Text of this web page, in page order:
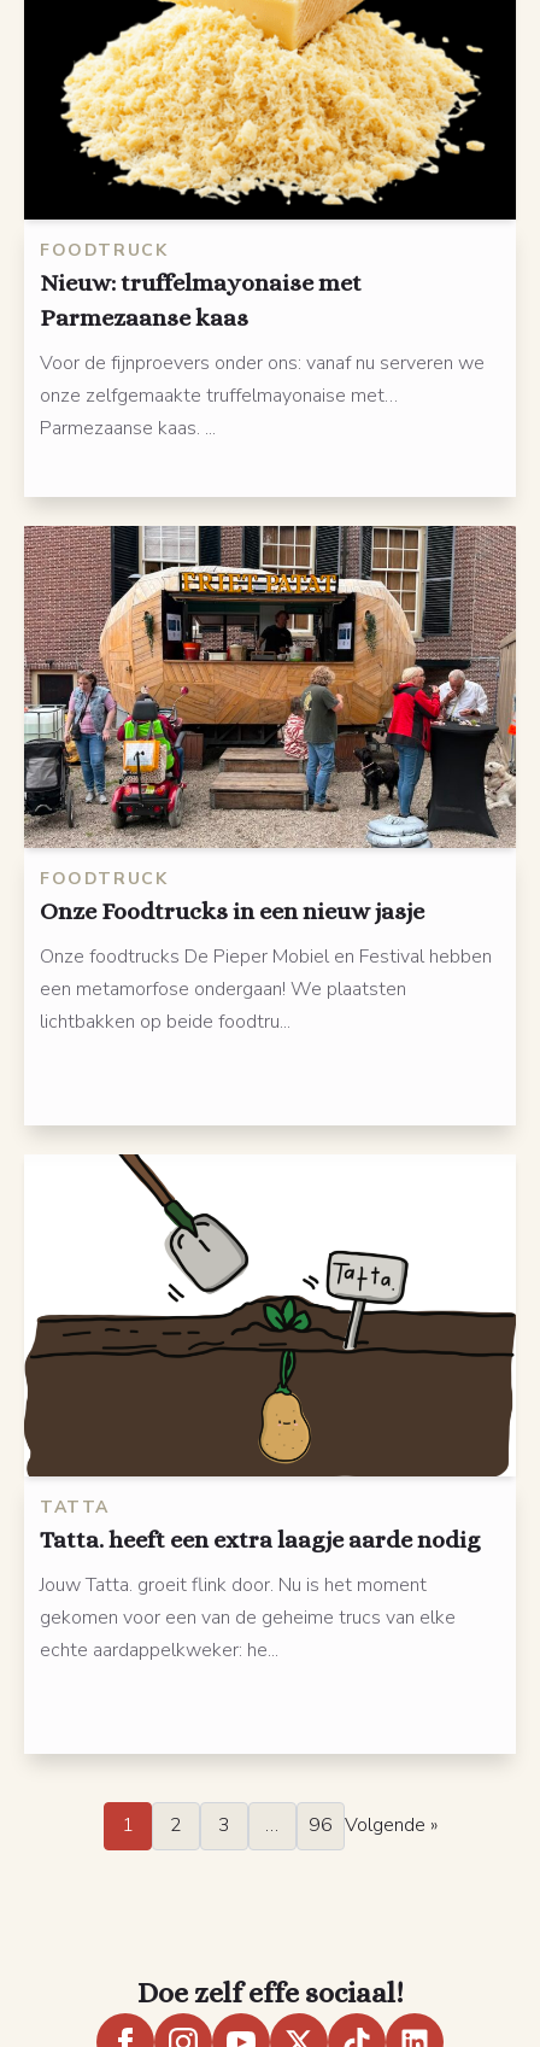
FOODTRUCK
Nieuw: truffelmayonaise met
Parmezaanse kaas
Voor de fijnproevers onder ons: vanaf nu serveren we
onze zelfgemaakte truffelmayonaise met…
Parmezaanse kaas. ...
FOODTRUCK
Onze Foodtrucks in een nieuw jasje
Onze foodtrucks De Pieper Mobiel en Festival hebben
een metamorfose ondergaan! We plaatsten
lichtbakken op beide foodtru...
TATTA
Tatta. heeft een extra laagje aarde nodig
Jouw Tatta. groeit flink door. Nu is het moment
gekomen voor een van de geheime trucs van elke
echte aardappelkweker: he...
1 2 3 … 96 Volgende »
Doe zelf effe sociaal!